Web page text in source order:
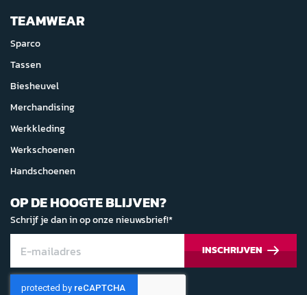
TEAMWEAR
Sparco
Tassen
Biesheuvel
Merchandising
Werkkleding
Werkschoenen
Handschoenen
OP DE HOOGTE BLIJVEN?
Schrijf je dan in op onze nieuwsbrief!*
INSCHRIJVEN